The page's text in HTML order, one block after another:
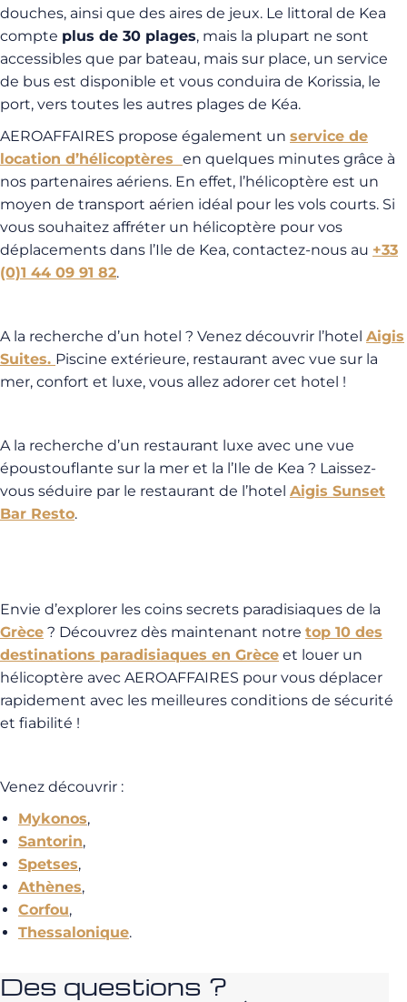
douches, ainsi que des aires de jeux. Le littoral de Kea
compte plus de 30 plages, mais la plupart ne sont
accessibles que par bateau, mais sur place, un service
de bus est disponible et vous conduira de Korissia, le
port, vers toutes les autres plages de Kéa.
AEROAFFAIRES propose également un service de
location d’hélicoptères en quelques minutes grâce à
nos partenaires aériens. En effet, l’hélicoptère est un
moyen de transport aérien idéal pour les vols courts. Si
vous souhaitez affréter un hélicoptère pour vos
déplacements dans l’Ile de Kea, contactez-nous au +33
(0)1 44 09 91 82.
A la recherche d’un hotel ? Venez découvrir l’hotel Aigis
Suites. Piscine extérieure, restaurant avec vue sur la
mer, confort et luxe, vous allez adorer cet hotel !
A la recherche d’un restaurant luxe avec une vue
époustouflante sur la mer et la l’Ile de Kea ? Laissez-
vous séduire par le restaurant de l’hotel Aigis Sunset
Bar Resto.
Envie d’explorer les coins secrets paradisiaques de la
Grèce ? Découvrez dès maintenant notre top 10 des
destinations paradisiaques en Grèce et louer un
hélicoptère avec AEROAFFAIRES pour vous déplacer
rapidement avec les meilleures conditions de sécurité
et fiabilité !
Venez découvrir :
Mykonos,
Santorin,
Spetses,
Athènes,
Corfou,
Thessalonique.
Des questions ?